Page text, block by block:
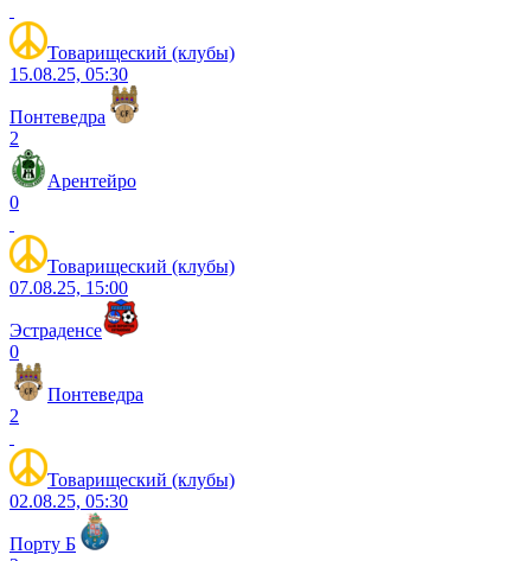
Товарищеский (клубы)
15.08.25, 05:30
Понтеведра
2
Арентейро
0
Товарищеский (клубы)
07.08.25, 15:00
Эстраденсе
0
Понтеведра
2
Товарищеский (клубы)
02.08.25, 05:30
Порту Б